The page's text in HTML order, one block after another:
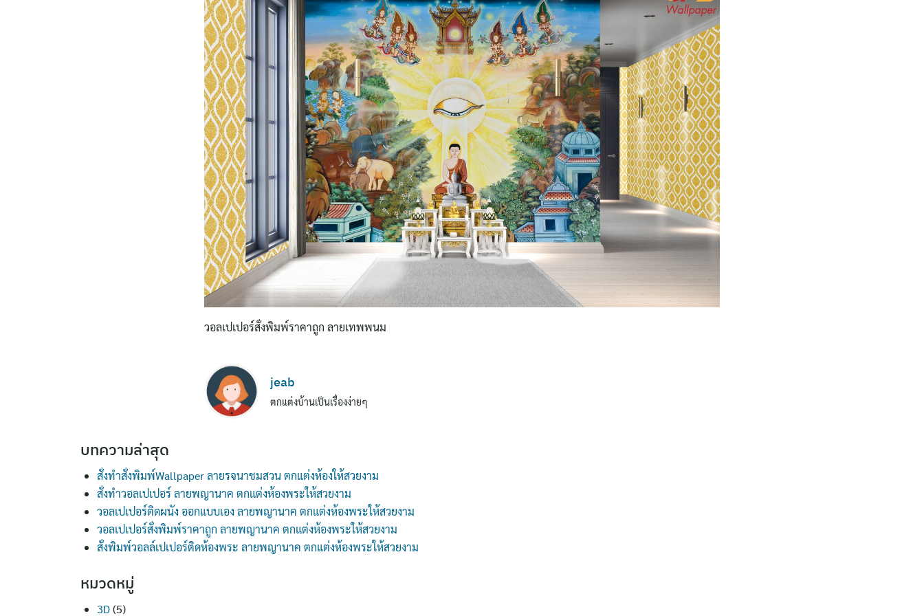
Search
for:
วอลเปเปอร์สั่งพิมพ์ราคาถูก ลายเทพพนม
jeab
ตกแต่งบ้านเป็นเรื่องง่ายๆ
บทความล่าสุด
สั่งทำสั่งพิมพ์Wallpaper ลายรจนาชมสวน ตกแต่งห้องให้สวยงาม
สั่งทำวอลเปเปอร์ ลายพญานาค ตกแต่งห้องพระให้สวยงาม
วอลเปเปอร์ติดผนัง ออกแบบเอง ลายพญานาค ตกแต่งห้องพระให้สวยงาม
วอลเปเปอร์สั่งพิมพ์ราคาถูก ลายพญานาค ตกแต่งห้องพระให้สวยงาม
สั่งพิมพ์วอลล์เปเปอร์ติดห้องพระ ลายพญานาค ตกแต่งห้องพระให้สวยงาม
หมวดหมู่
3D(5)